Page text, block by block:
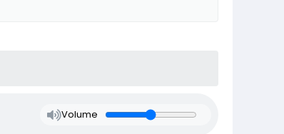
Volume